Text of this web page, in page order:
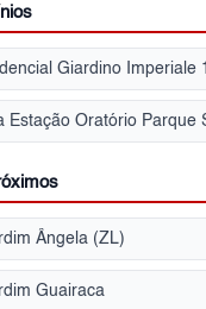
Ângela (ZL)
Guairaca